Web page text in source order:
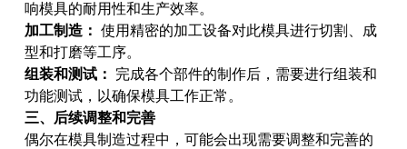
响模具的耐用性和生产效率。
加工制造： 使用精密的加工设备对此模具进行切割、成
型和打磨等工序。
组装和测试：
完成各个部件的制作后，需要进行组装和
功能测试，以确保模具工作正常。
三、后续调整和完善
偶尔在模具制造过程中，可能会出现需要调整和完善的